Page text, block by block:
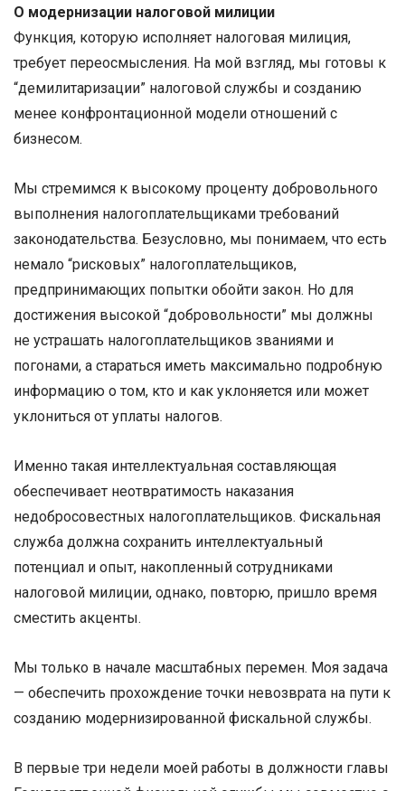
О модернизации налоговой милиции
Функция, которую исполняет налоговая милиция,
требует переосмысления. На мой взгляд, мы готовы к
“демилитаризации” налоговой службы и созданию
менее конфронтационной модели отношений с
бизнесом.
Мы стремимся к высокому проценту добровольного
выполнения налогоплательщиками требований
законодательства. Безусловно, мы понимаем, что есть
немало “рисковых” налогоплательщиков,
предпринимающих попытки обойти закон. Но для
достижения высокой “добровольности” мы должны
не устрашать налогоплательщиков званиями и
погонами, а стараться иметь максимально подробную
информацию о том, кто и как уклоняется или может
уклониться от уплаты налогов.
Именно такая интеллектуальная составляющая
обеспечивает неотвратимость наказания
недобросовестных налогоплательщиков. Фискальная
служба должна сохранить интеллектуальный
потенциал и опыт, накопленный сотрудниками
налоговой милиции, однако, повторю, пришло время
сместить акценты.
Мы только в начале масштабных перемен. Моя задача
— обеспечить прохождение точки невозврата на пути к
созданию модернизированной фискальной службы.
В первые три недели моей работы в должности главы